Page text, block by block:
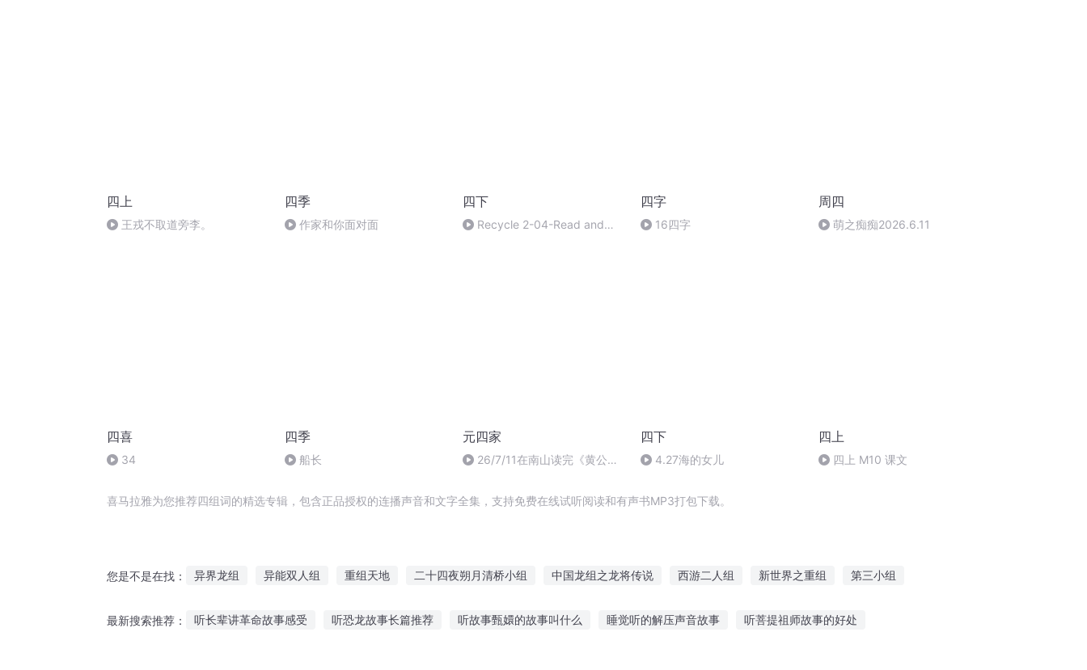
四上
王戎不取道旁李。
四季
作家和你面对面
四下
Recycle 2-04-Read and
四字
16四字
周四
萌之痴痴2026.6.11
四喜
34
四季
船长
元四家
26/7/11在南山读完《黄公望
168
四下
4.27海的女儿
四上
四上 M10 课文
喜马拉雅为您推荐四组词的精选专辑，包含正品授权的连播声音和文字全集，支持免费在线试听阅读和有声书MP3打包下载。
您是不是在找： 异界龙组 异能双人组 重组天地 二十四夜朔月清桥小组 中国龙组之龙将传说 西游二人组 新世界之重组 第三小组
最新搜索推荐： 听长辈讲革命故事感受 听恐龙故事长篇推荐 听故事甄嬛的故事叫什么 睡觉听的解压声音故事 听菩提祖师故事的好处